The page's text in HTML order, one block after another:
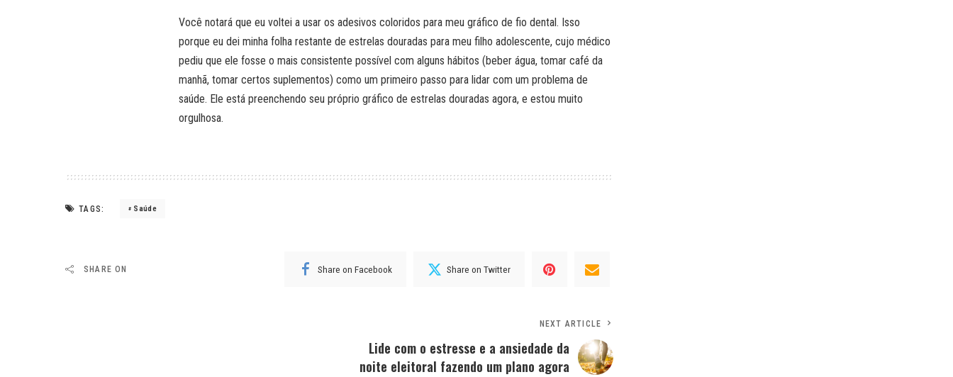
Você notará que eu voltei a usar os adesivos coloridos para meu gráfico de fio dental. Isso
porque eu dei minha folha restante de estrelas douradas para meu filho adolescente, cujo médico
pediu que ele fosse o mais consistente possível com alguns hábitos (beber água, tomar café da
manhã, tomar certos suplementos) como um primeiro passo para lidar com um problema de
saúde. Ele está preenchendo seu próprio gráfico de estrelas douradas agora, e estou muito
orgulhosa.
TAGS: Saúde
SHARE ON Share on Facebook Share on Twitter
NEXT ARTICLE
Lide com o estresse e a ansiedade da
noite eleitoral fazendo um plano agora